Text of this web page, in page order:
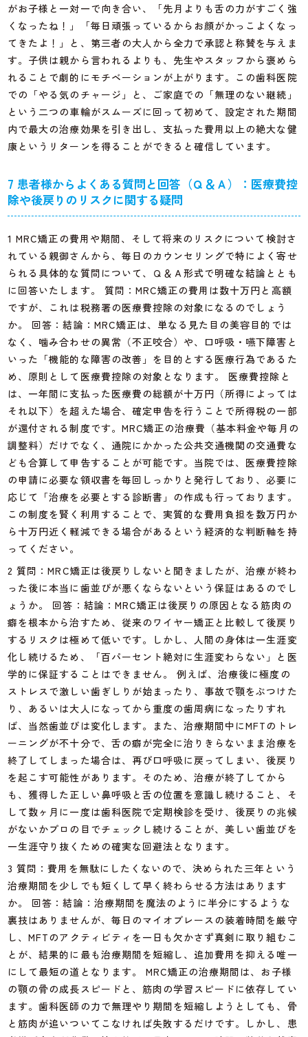
がお子様と一対一で向き合い、「先月よりも舌の力がすごく強
くなったね！」「毎日頑張っているからお顔がかっこよくなっ
てきたよ！」と、第三者の大人から全力で承認と称賛を与えま
す。子供は親から言われるよりも、先生やスタッフから褒めら
れることで劇的にモチベーションが上がります。この歯科医院
での「やる気のチャージ」と、ご家庭での「無理のない継続」
という二つの車輪がスムーズに回って初めて、設定された期間
内で最大の治療効果を引き出し、支払った費用以上の絶大な健
康というリターンを得ることができると確信しています。
7 患者様からよくある質問と回答（Ｑ＆Ａ）：医療費控
除や後戻りのリスクに関する疑問
1 MRC矯正の費用や期間、そして将来のリスクについて検討さ
れている親御さんから、毎日のカウンセリングで特によく寄せ
られる具体的な質問について、Ｑ＆Ａ形式で明確な結論ととも
に回答いたします。 質問：MRC矯正の費用は数十万円と高額
ですが、これは税務署の医療費控除の対象になるのでしょう
か。 回答：結論：MRC矯正は、単なる見た目の美容目的では
なく、噛み合わせの異常（不正咬合）や、口呼吸・嚥下障害と
いった「機能的な障害の改善」を目的とする医療行為であるた
め、原則として医療費控除の対象となります。 医療費控除と
は、一年間に支払った医療費の総額が十万円（所得によっては
それ以下）を超えた場合、確定申告を行うことで所得税の一部
が還付される制度です。MRC矯正の治療費（基本料金や毎月の
調整料）だけでなく、通院にかかった公共交通機関の交通費な
ども合算して申告することが可能です。当院では、医療費控除
の申請に必要な領収書を毎回しっかりと発行しており、必要に
応じて「治療を必要とする診断書」の作成も行っております。
この制度を賢く利用することで、実質的な費用負担を数万円か
ら十万円近く軽減できる場合があるという経済的な判断軸を持
ってください。
2 質問：MRC矯正は後戻りしないと聞きましたが、治療が終わ
った後に本当に歯並びが悪くならないという保証はあるのでし
ょうか。 回答：結論：MRC矯正は後戻りの原因となる筋肉の
癖を根本から治すため、従来のワイヤー矯正と比較して後戻り
するリスクは極めて低いです。しかし、人間の身体は一生涯変
化し続けるため、「百パーセント絶対に生涯変わらない」と医
学的に保証することはできません。 例えば、治療後に極度の
ストレスで激しい歯ぎしりが始まったり、事故で顎をぶつけた
り、あるいは大人になってから重度の歯周病になったりすれ
ば、当然歯並びは変化します。また、治療期間中にMFTのトレ
ーニングが不十分で、舌の癖が完全に治りきらないまま治療を
終了してしまった場合は、再び口呼吸に戻ってしまい、後戻り
を起こす可能性があります。そのため、治療が終了してから
も、獲得した正しい鼻呼吸と舌の位置を意識し続けること、そ
して数ヶ月に一度は歯科医院で定期検診を受け、後戻りの兆候
がないかプロの目でチェックし続けることが、美しい歯並びを
一生涯守り抜くための確実な回避法となります。
3 質問：費用を無駄にしたくないので、決められた三年という
治療期間を少しでも短くして早く終わらせる方法はあります
か。 回答：結論：治療期間を魔法のように半分にするような
裏技はありませんが、毎日のマイオブレースの装着時間を厳守
し、MFTのアクティビティを一日も欠かさず真剣に取り組むこ
とが、結果的に最も治療期間を短縮し、追加費用を抑える唯一
にして最短の道となります。 MRC矯正の治療期間は、お子様
の顎の骨の成長スピードと、筋肉の学習スピードに依存してい
ます。歯科医師の力で無理やり期間を短縮しようとしても、骨
と筋肉が追いついてこなければ失敗するだけです。しかし、患